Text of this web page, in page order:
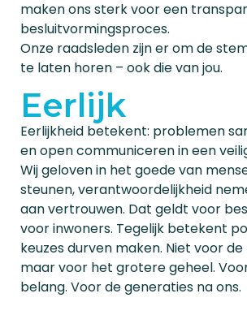
maken ons sterk voor een
besluitvormingsproces.
Onze raadsleden zijn er om de
te laten horen – ook die van jou.
Eerlijk
Eerlijkheid betekent: problemen
en open communiceren in een
Wij geloven in het goede van
steunen, verantwoordelijkheid
aan vertrouwen. Dat geldt voor
voor inwoners. Tegelijk betekent
keuzes durven maken. Niet voor
maar voor het grotere geheel.
belang. Voor de generaties na ons.